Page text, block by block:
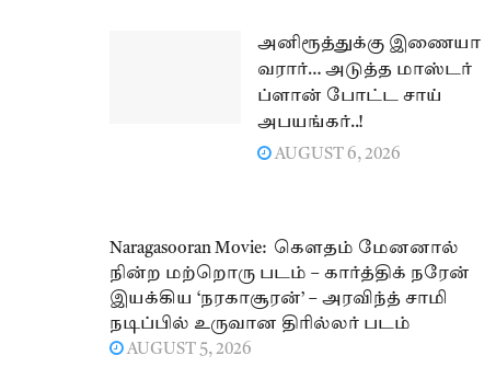
அனிரூத்துக்கு இணையா
வரார்… அடுத்த மாஸ்டர்
ப்ளான் போட்ட சாய்
அபயங்கர்..!
AUGUST 6, 2026
Naragasooran Movie: கௌதம் மேனனால்
நின்ற மற்றொரு படம் – கார்த்திக் நரேன்
இயக்கிய ‘நரகாசூரன்’ – அரவிந்த் சாமி
நடிப்பில் உருவான திரில்லர் படம்
AUGUST 5, 2026